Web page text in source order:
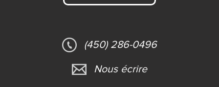
(450) 286-0496
Nous écrire